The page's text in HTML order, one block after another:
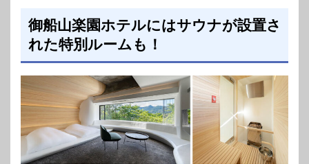
御船山楽園ホテルにはサウナが設置さ
れた特別ルームも！